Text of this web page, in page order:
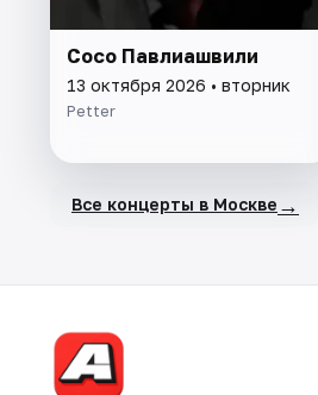
Сосо Павлиашвили
13 октября 2026 • вторник
Petter
Все концерты в Москве →